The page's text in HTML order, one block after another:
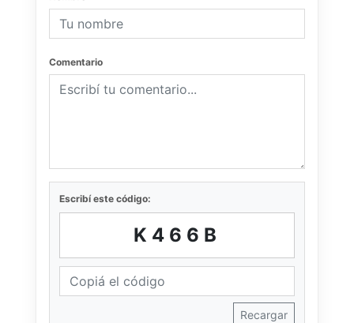
Comentario
Escribí este código:
K466B
Recargar